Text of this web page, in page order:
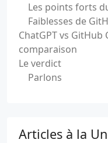
Les points forts
Faiblesses de
ChatGPT vs
comparaison
Le verdict
Parlons
Articles à la